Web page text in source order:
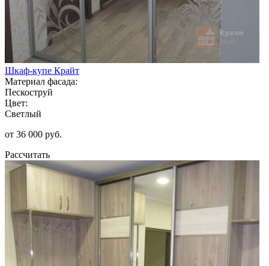
Шкаф-купе Крайт
Материал фасада:
Пескоструй
Цвет:
Светлый
от 36 000 руб.
Рассчитать